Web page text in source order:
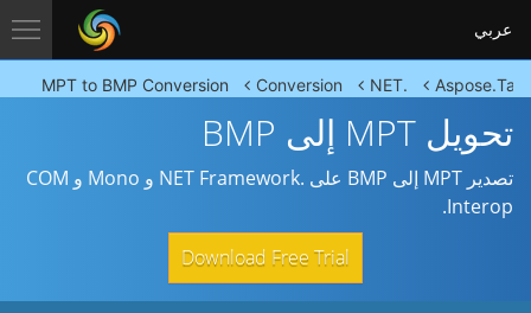
عربي
.NET
Conversion
MPT to BMP Conversion
تحويل MPT إلى BMP
تصدير MPT إلى BMP على .NET Framework و Mono و COM
Interop.
Download Free Trial